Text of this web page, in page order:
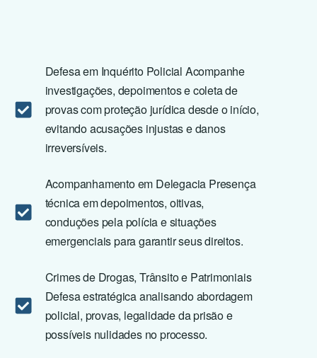
Defesa em Inquérito Policial Acompanhe
investigações, depoimentos e coleta de
provas com proteção jurídica desde o início,
evitando acusações injustas e danos
irreversíveis.
Acompanhamento em Delegacia Presença
técnica em depoimentos, oitivas,
conduções pela polícia e situações
emergenciais para garantir seus direitos.
Crimes de Drogas, Trânsito e Patrimoniais
Defesa estratégica analisando abordagem
policial, provas, legalidade da prisão e
possíveis nulidades no processo.